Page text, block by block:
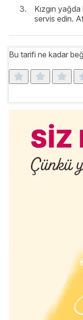
Kızgın yağda
servis edin.
Bu tarifi ne kadar